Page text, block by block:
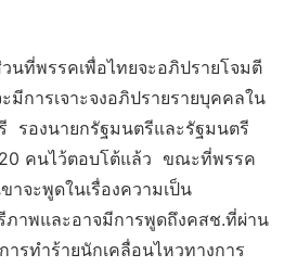
นที่พรรคเพื่อไทยจะอภิปรายโจมตี
มีการเจาะจงอภิปรายรายบุคคลใน
รองนายกรัฐมนตรีและรัฐมนตรี
20 คนไว้ตอบโต้แล้ว ขณะที่พรรค
าจะพูดในเรื่องความเป็น
ภาพและอาจมีการพูดถึงคสช.ที่ผ่าน
ารทำร้ายนักเคลื่อนไหวทางการ